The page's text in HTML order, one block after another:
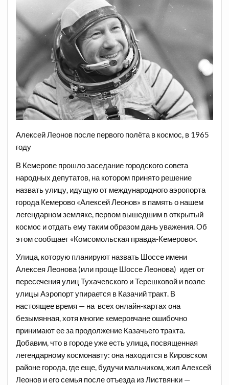
Алексей Леонов после первого полёта в космос, в 1965
году
В Кемерове прошло заседание городского совета
народных депутатов, на котором принято решение
назвать улицу, идущую от международного аэропорта
города Кемерово «Алексей Леонов» в память о нашем
легендарном земляке, первом вышедшим в открытый
космос и отдать ему таким образом дань уважения. Об
этом сообщает «Комсомольская правда-Кемерово«.
Улица, которую планируют назвать Шоссе имени
Алексея Леонова (или проще Шоссе Леонова) идет от
пересечения улиц Тухачевского и Терешковой и возле
улицы Аэропорт упирается в Казачий тракт. В
настоящее время — на всех онлайн-картах она
безымянная, хотя многие кемеровчане ошибочно
принимают ее за продолжение Казачьего тракта.
Добавим, что в городе уже есть улица, посвященная
легендарному космонавту: она находится в Кировском
районе города, где еще, будучи мальчиком, жил Алексей
Леонов и его семья после отъезда из Листвянки —